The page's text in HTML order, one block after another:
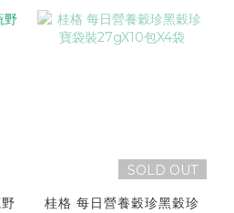
SOLD OUT
桂格 每日營養穀珍黑穀珍